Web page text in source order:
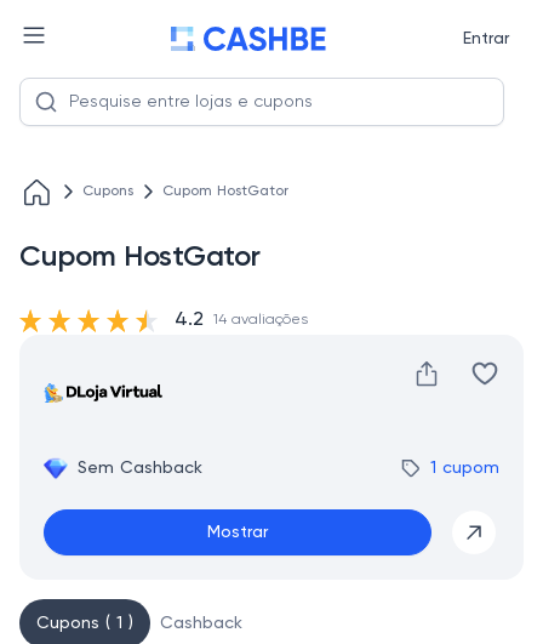
Entrar
Cupons Cupom HostGator
Cupom HostGator
Sem Cashback 1 cupom
Mostrar
4.2 14 avaliações
Cupons ( 1 ) Cashback